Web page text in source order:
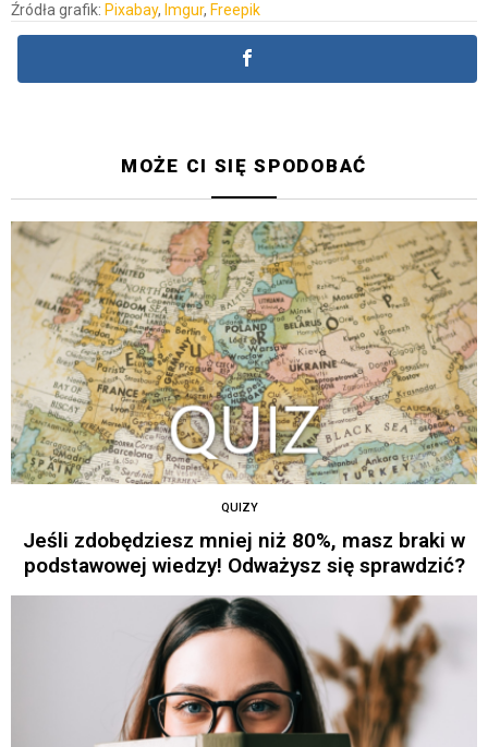
Źródła grafik: Pixabay, Imgur, Freepik
MOŻE CI SIĘ SPODOBAĆ
QUIZY
Jeśli zdobędziesz mniej niż 80%, masz braki w
podstawowej wiedzy! Odważysz się sprawdzić?